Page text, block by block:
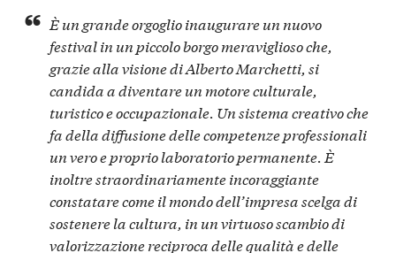
È un grande orgoglio inaugurare un nuovo
festival in un piccolo borgo meraviglioso che,
grazie alla visione di Alberto Marchetti, si
candida a diventare un motore culturale,
turistico e occupazionale. Un sistema creativo che
fa della diffusione delle competenze professionali
un vero e proprio laboratorio permanente. È
inoltre straordinariamente incoraggiante
constatare come il mondo dell’impresa scelga di
sostenere la cultura, in un virtuoso scambio di
valorizzazione reciproca delle qualità e delle